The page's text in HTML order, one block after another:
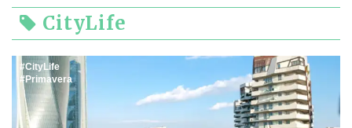
CityLife
CityLife
Primavera